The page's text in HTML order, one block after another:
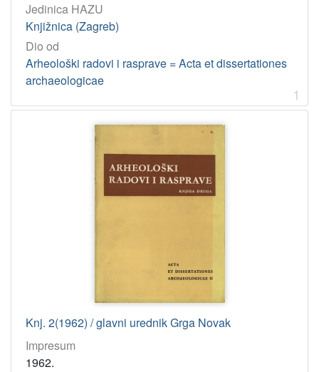
Jedinica HAZU
Knjižnica (Zagreb)
Dio od
Arheološki radovi i rasprave = Acta et dissertationes
archaeologicae
1
Knj. 2(1962) / glavni urednik Grga Novak
Impresum
1962.